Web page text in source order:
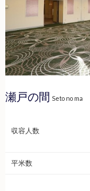
瀬戸の間 Seto no ma
収容人数
平米数